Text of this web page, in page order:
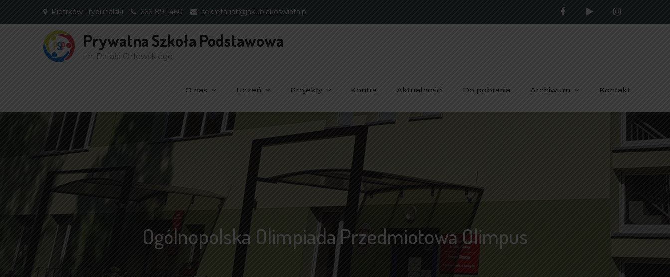
Piotrków Trybunalski 666-891-460 sekretariat@jakubiakoswiata.pl
Prywatna Szkoła Podstawowa
im. Rafała Orlewskiego
O nas Uczeń Projekty Kontra Aktualności Do pobrania Archiwum Kontakt
Ogólnopolska Olimpiada Przedmiotowa Olimpus